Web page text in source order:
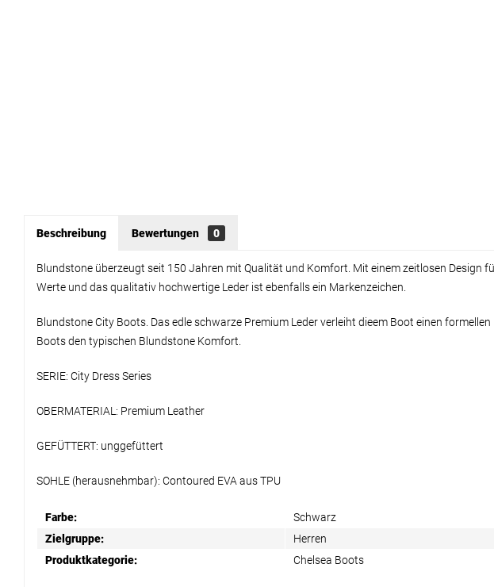
Beschreibung Bewertungen 0
Blundstone überzeugt seit 150 Jahren mit Qualität und Komfort. Mit einem zeitlosen Design
Werte und das qualitativ hochwertige Leder ist ebenfalls ein Markenzeichen.
Blundstone City Boots. Das edle schwarze Premium Leder verleiht dieem Boot einen
Boots den typischen Blundstone Komfort.
SERIE: City Dress Series
OBERMATERIAL: Premium Leather
GEFÜTTERT: unggefüttert
SOHLE (herausnehmbar): Contoured EVA aus TPU
Farbe:
Schwarz
Zielgruppe:
Herren
Produktkategorie:
Chelsea Boots